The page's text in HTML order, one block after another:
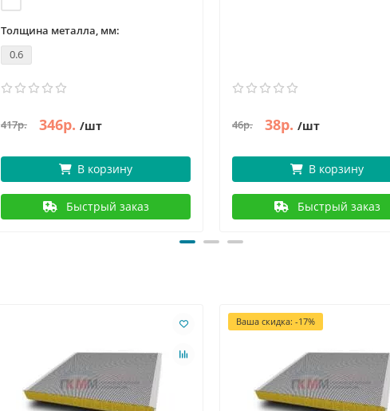
Толщина металла, мм:
0.6
417р. 346р. /шт
В корзину
Быстрый заказ
46р. 38р. /шт
В корзину
Быстрый заказ
Ваша скидка: -17%